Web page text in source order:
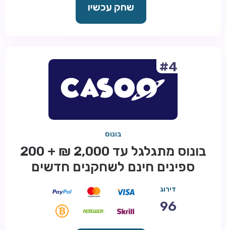
שחק עכשיו
#4
בונוס
בונוס מתגלגל עד 2,000 ₪ + 200
ספינים חינם לשחקנים חדשים
דירוג
96